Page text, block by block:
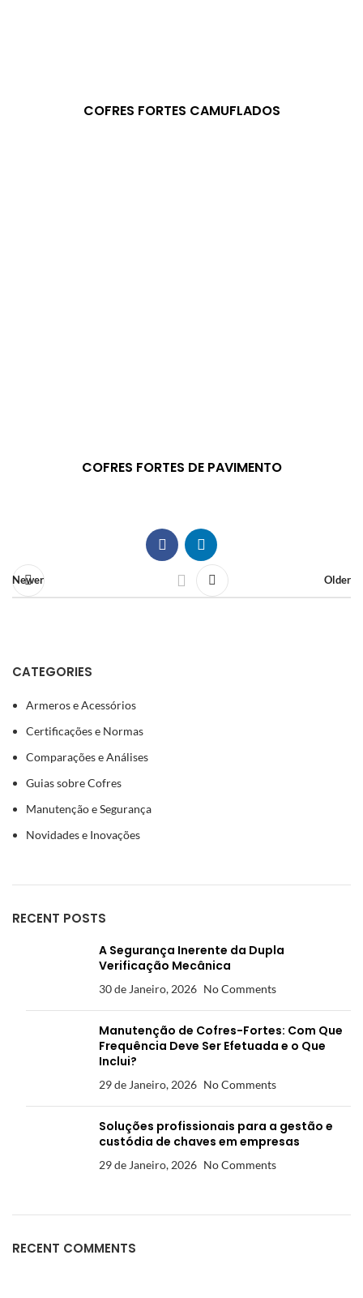
COFRES FORTES CAMUFLADOS
COFRES FORTES DE PAVIMENTO
Newer Older
CATEGORIES
Armeros e Acessórios
Certificações e Normas
Comparações e Análises
Guias sobre Cofres
Manutenção e Segurança
Novidades e Inovações
RECENT POSTS
A Segurança Inerente da Dupla
Verificação Mecânica
30 de Janeiro, 2026 No Comments
Manutenção de Cofres-Fortes: Com Que
Frequência Deve Ser Efetuada e o Que
Inclui?
29 de Janeiro, 2026 No Comments
Soluções profissionais para a gestão e
custódia de chaves em empresas
29 de Janeiro, 2026 No Comments
RECENT COMMENTS